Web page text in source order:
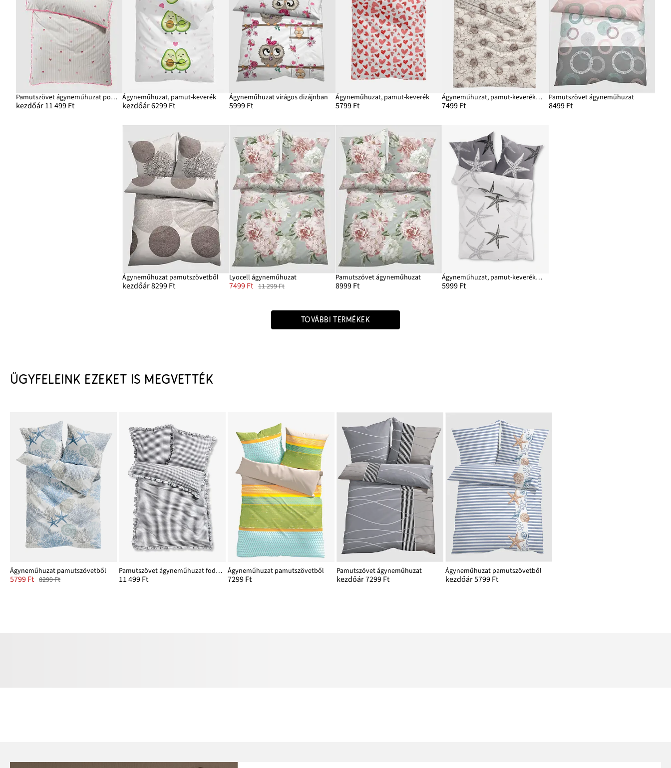
Pamutszövet ágyneműhuzat pomponokkal
kezdőár 11 499 Ft
Ágyneműhuzat, pamut-keverék
kezdőár 6299 Ft
Ágyneműhuzat virágos dizájnban
5999 Ft
Ágyneműhuzat, pamut-keverék
5799 Ft
Ágyneműhuzat, pamut-keverékből
7499 Ft
Pamutszövet ágyneműhuzat
8499 Ft
Ágyneműhuzat pamutszövetből
kezdőár 8299 Ft
Lyocell ágyneműhuzat
7499 Ft 11 299 Ft
Pamutszövet ágyneműhuzat
8999 Ft
Ágyneműhuzat, pamut-keverékből
5999 Ft
TOVÁBBI TERMÉKEK
ÜGYFELEINK EZEKET IS MEGVETTÉK
Ágyneműhuzat pamutszövetből
5799 Ft 8299 Ft
Pamutszövet ágyneműhuzat fodrokkal
11 499 Ft
Ágyneműhuzat pamutszövetből
7299 Ft
Pamutszövet ágyneműhuzat
kezdőár 7299 Ft
Ágyneműhuzat pamutszövetből
kezdőár 5799 Ft